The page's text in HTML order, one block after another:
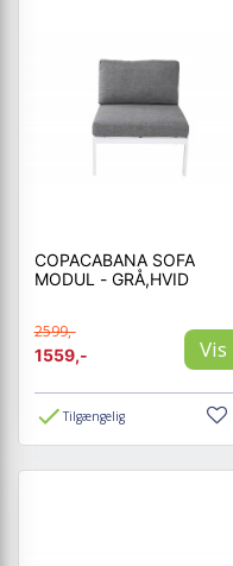
COPACABANA SOFA
MODUL - GRÅ,HVID
2599,-
1559,-
Vis
Tilgængelig